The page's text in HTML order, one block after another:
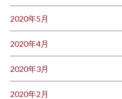
2020年5月
2020年4月
2020年3月
2020年2月